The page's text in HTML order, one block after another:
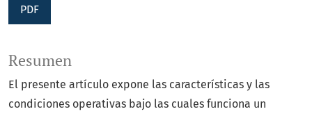
PDF
Resumen
El presente artículo expone las características y las
condiciones operativas bajo las cuales funciona un